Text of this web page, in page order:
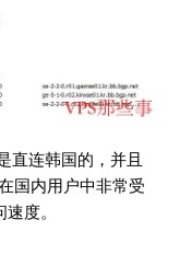
直连韩国的，并且
国内用户中非常受
度。